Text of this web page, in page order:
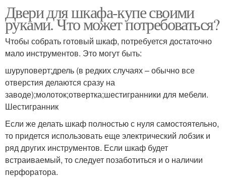
Двери для шкафа-купе своими
руками. Что может потребоваться?
Чтобы собрать готовый шкаф, потребуется достаточно
мало инструментов. Это могут быть:
шуруповерт;дрель (в редких случаях – обычно все
отверстия делаются сразу на
заводе);молоток;отвертка;шестигранники для мебели.
Шестигранник
Если же делать шкаф полностью с нуля самостоятельно,
то придется использовать еще электрический лобзик и
ряд других инструментов. Если шкаф будет
встраиваемый, то следует позаботиться и о наличии
перфоратора.